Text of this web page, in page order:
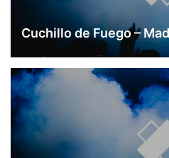
Cuchillo de Fuego –